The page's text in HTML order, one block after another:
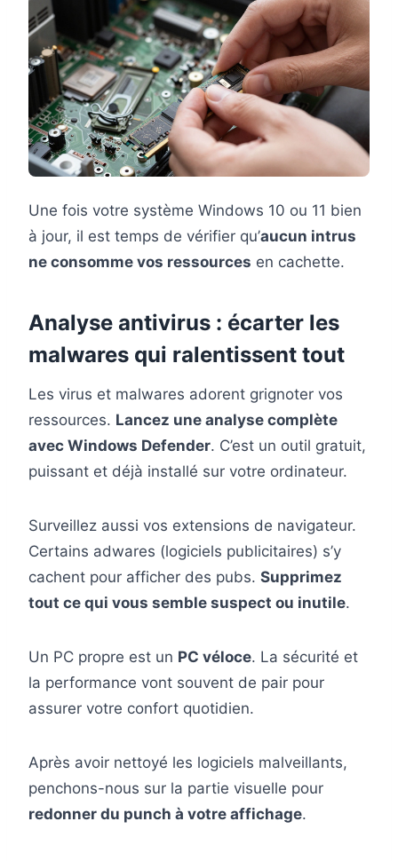
Une fois votre système Windows 10 ou 11 bien
à jour, il est temps de vérifier qu’aucun intrus
ne consomme vos ressources en cachette.
Analyse antivirus : écarter les
malwares qui ralentissent tout
Les virus et malwares adorent grignoter vos
ressources. Lancez une analyse complète
avec Windows Defender. C’est un outil gratuit,
puissant et déjà installé sur votre ordinateur.
Surveillez aussi vos extensions de navigateur.
Certains adwares (logiciels publicitaires) s’y
cachent pour afficher des pubs. Supprimez
tout ce qui vous semble suspect ou inutile.
Un PC propre est un PC véloce. La sécurité et
la performance vont souvent de pair pour
assurer votre confort quotidien.
Après avoir nettoyé les logiciels malveillants,
penchons-nous sur la partie visuelle pour
redonner du punch à votre affichage.